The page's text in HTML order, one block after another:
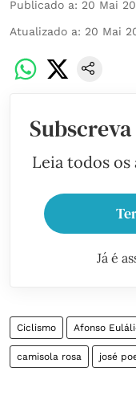
Publicado a: 20 Mai
Atualizado a: 20 Mai
Leia todos
Já é
Ciclismo Afonso
camisola rosa josé